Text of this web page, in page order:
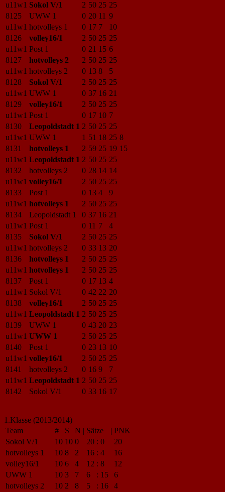
u11w1 Sokol V/1 2 50 25 25
8125
UWW 1 0 20 11 9
u11w1 hotvolleys 1 0 17 7
10
8126
volley16/1 2 50 25 25
u11w1 Post 1 0 21 15 6
8127
hotvolleys 2 2 50 25 25
u11w1 hotvolleys 2 0 13 8
5
8128
Sokol V/1 2 50 25 25
u11w1 UWW 1 0 37 16 21
8129
volley16/1 2 50 25 25
u11w1 Post 1 0 17 10 7
8130
Leopoldstadt 1 2 50 25 25
u11w1 UWW 1 1 51 18 25 8
8131
hotvolleys 1 2 59 25 19 15
u11w1 Leopoldstadt 1 2 50 25 25
8132
hotvolleys 2 0 28 14 14
u11w1 volley16/1 2 50 25 25
8133
Post 1 0 13 4
9
u11w1 hotvolleys 1 2 50 25 25
8134
Leopoldstadt 1 0 37 16 21
u11w1 Post 1 0 11 7
4
8135
Sokol V/1 2 50 25 25
u11w1 hotvolleys 2 0 33 13 20
8136
hotvolleys 1 2 50 25 25
u11w1 hotvolleys 1 2 50 25 25
8137
Post 1 0 17 13 4
u11w1 Sokol V/1 0 42 22 20
8138
volley16/1 2 50 25 25
u11w1 Leopoldstadt 1 2 50 25 25
8139
UWW 1 0 43 20 23
u11w1 UWW 1 2 50 25 25
8140
Post 1 0 23 13 10
u11w1 volley16/1 2 50 25 25
8141
hotvolleys 2 0 16 9
7
u11w1 Leopoldstadt 1 2 50 25 25
8142
Sokol V/1 0 33 16 17
1.Klasse (2013/2014)
Team
# S N | Sätze | PNK
Sokol V/1
10 10 0 20 : 0
20
hotvolleys 1
10 8 2 16 : 4
16
volley16/1
10 6 4 12 : 8
12
UWW 1
10 3 7 6 : 15
6
hotvolleys 2
10 2 8 5 : 16
4